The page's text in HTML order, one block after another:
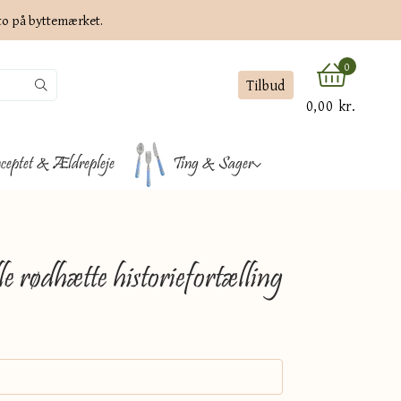
på byttemærket.
Tilbud
0
0,00 kr.
& Ældrepleje Ting & Sager
rødhætte historiefortælling